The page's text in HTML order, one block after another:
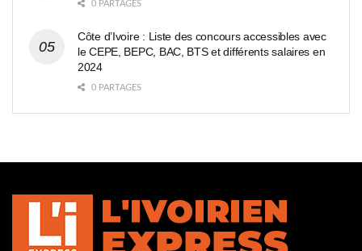
0 PARTAGES
Côte d’Ivoire : Liste des concours accessibles avec
le CEPE, BEPC, BAC, BTS et différents salaires en
2024
0 PARTAGES